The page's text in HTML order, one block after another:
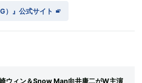
）』公式サイト
ウィン＆Snow Man向井康二がW主演